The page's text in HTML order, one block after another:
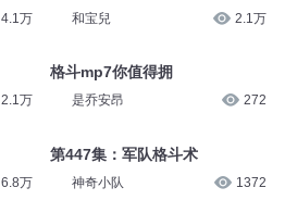
4.1万
2.1万
6.8万
和宝兒 2.1万
格斗mp7你值得拥
是乔安昂 272
第447集：军队格斗术
神奇小队 1372